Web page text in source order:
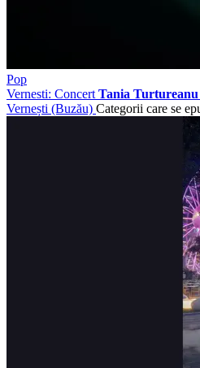
Pop
Vernesti: Concert Tania Turtureanu
Vernești (Buzău) Categorii care se